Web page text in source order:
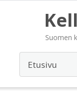
Suomen